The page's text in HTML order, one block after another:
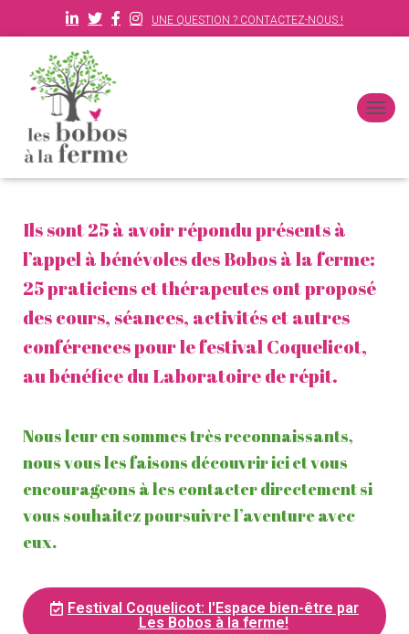
UNE QUESTION ? CONTACTEZ-NOUS !
D
A
Ils sont 25 à avoir répondu présents à
l’appel à bénévoles des Bobos à la ferme:
25 praticiens et thérapeutes ont proposé
des cours, séances, activités et autres
conférences pour le festival Coquelicot,
au bénéfice du Laboratoire de répit.
Nous leur en sommes très reconnaissants,
nous vous les faisons découvrir ici et vous
encourageons à les contacter directement si
vous souhaitez poursuivre l’aventure avec
eux.
Festival Coquelicot: l'Espace bien-être par
Les Bobos à la ferme!